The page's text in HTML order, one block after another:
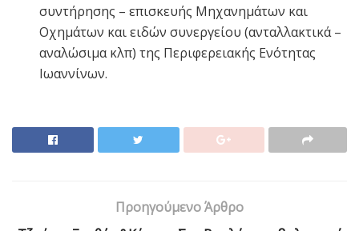
συντήρησης – επισκευής Μηχανημάτων και
Οχημάτων και ειδών συνεργείου (ανταλλακτικά –
αναλώσιμα κλπ) της Περιφερειακής Ενότητας
Ιωαννίνων.
Προηγούμενο Άρθρο